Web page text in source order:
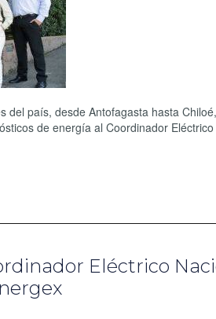
del país, desde Antofagasta hasta
de energía al Coordinador
Eléctrico